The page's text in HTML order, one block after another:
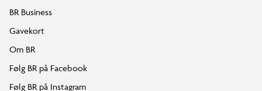
BR Business
Gavekort
Om BR
Følg BR på Facebook
Følg BR på Instagram